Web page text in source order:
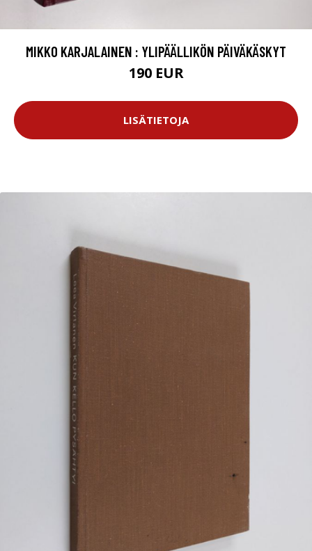
MIKKO KARJALAINEN : YLIPÄÄLLIKÖN PÄIVÄKÄSKYT
190 EUR
LISÄTIETOJA